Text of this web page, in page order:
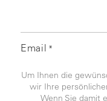
Email *
Um Ihnen die
wir Ihre
Wenn Sie damit